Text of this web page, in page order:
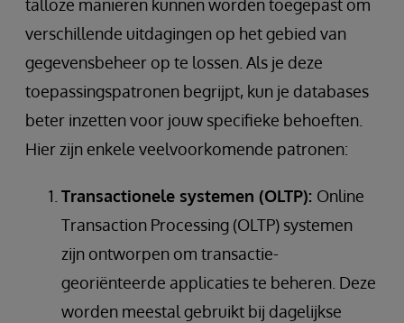
talloze manieren kunnen worden toegepast om
verschillende uitdagingen op het gebied van
gegevensbeheer op te lossen. Als je deze
toepassingspatronen begrijpt, kun je databases
beter inzetten voor jouw specifieke behoeften.
Hier zijn enkele veelvoorkomende patronen:
Transactionele systemen (OLTP): Online
Transaction Processing (OLTP) systemen
zijn ontworpen om transactie-
georiënteerde applicaties te beheren. Deze
worden meestal gebruikt bij dagelijkse